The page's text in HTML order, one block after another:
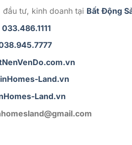
tư, kinh doanh tại Bất Động
033.486.1111
Land.vn
Land.vn